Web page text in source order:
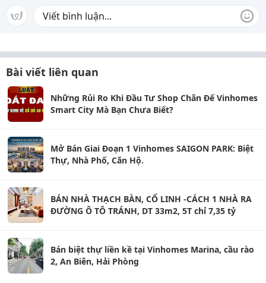
Bài viết liên quan
Những Rủi Ro Khi Đầu Tư Shop Chân Đế Vinhomes
Smart City Mà Bạn Chưa Biết?
Mở Bán Giai Đoạn 1 Vinhomes SAIGON PARK: Biệt
Thự, Nhà Phố, Căn Hộ.
BÁN NHÀ THẠCH BÀN, CỔ LINH -CÁCH 1 NHÀ RA
ĐƯỜNG Ô TÔ TRÁNH, DT 33m2, 5T chỉ 7,35 tỷ
Bán biệt thự liền kề tại Vinhomes Marina, cầu rào
2, An Biên, Hải Phòng